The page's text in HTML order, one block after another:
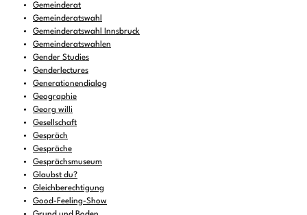
Gemeinderat
Gemeinderatswahl
Gemeinderatswahl Innsbruck
Gemeinderatswahlen
Gender Studies
Genderlectures
Generationendialog
Geographie
Georg willi
Gesellschaft
Gespräch
Gespräche
Gesprächsmuseum
Glaubst du?
Gleichberechtigung
Good-Feeling-Show